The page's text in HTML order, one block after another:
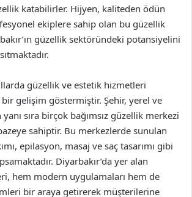
katabilirler. Hijyen, kaliteden ödün
ekiplere sahip olan bu güzellik
güzellik sektöründeki potansiyelini
güzellik ve estetik hizmetleri
bir gelişim göstermiştir. Şehir, yerel ve
sıra birçok bağımsız güzellik merkezi
sahiptir. Bu merkezlerde sunulan
epilasyon, masaj ve saç tasarımı gibi
Diyarbakır’da yer alan
hem modern uygulamaları hem de
bir araya getirerek müşterilerine